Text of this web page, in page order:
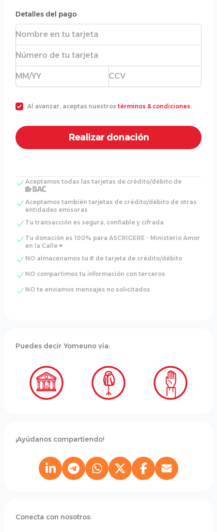
Detalles del pago
Nombre completo
Número de tarjeta
Fecha de expiración CVC
Al avanzar, aceptas nuestros términos & condiciones.
Aceptamos todas las tarjetas de crédito/débito de
Aceptamos también tarjetas de crédito/débito de otras
entidades emisoras
Tu transacción es segura, confiable y cifrada
Tu donación es 100% para ASCRIGERE - Ministerio Amor
en la Calle ♥
NO almacenamos tu # de tarjeta de crédito/débito
NO compartimos tu información con terceros
NO te enviamos mensajes no solicitados
Puedes decir Yomeuno vía:
¡Ayúdanos compartiendo!
Conecta con nosotros: